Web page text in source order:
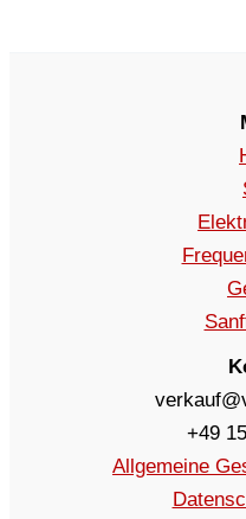
+49
Allgemeine